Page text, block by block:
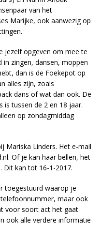
van het
Marijke, ook aanwezig op
jezelf opgeven om mee te
zingen, dansen, moppen
dan is de Foekepot op
alles zijn, zoals
dans of wat dan ook. De
is tussen de 2 en 18 jaar.
op zondagmiddag
Mariska Linders. Het e-mail
Of je kan haar bellen, het
Dit kan tot 16-1-2017.
toegestuurd waarop je
maar ook
voor soort act het gaat
ook alle verdere informatie